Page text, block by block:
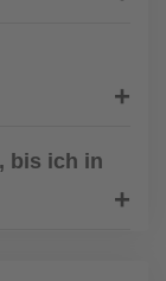
bis ich in